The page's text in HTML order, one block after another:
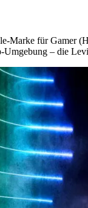
für Gamer
– die